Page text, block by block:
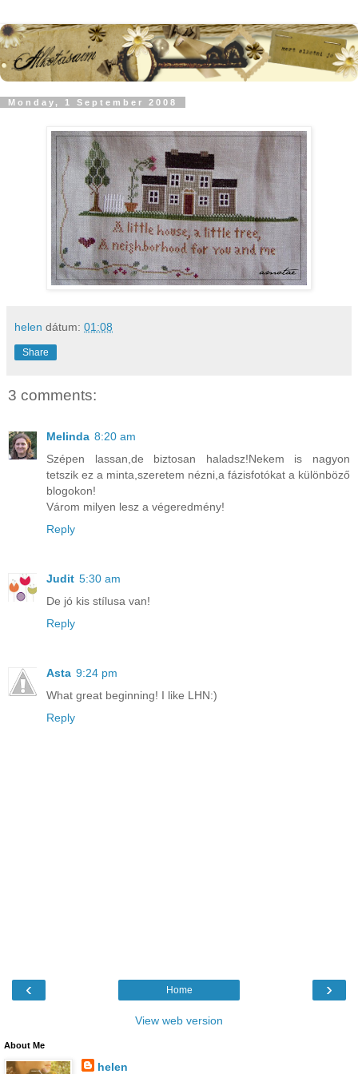
Monday, 1 September 2008
helen dátum: 01:08
Share
3 comments:
Melinda 8:20 am
Szépen lassan,de biztosan haladsz!Nekem is nagyon
tetszik ez a minta,szeretem nézni,a fázisfotókat a különböző
blogokon!
Várom milyen lesz a végeredmény!
Reply
Judit 5:30 am
De jó kis stílusa van!
Reply
Asta 9:24 pm
What great beginning! I like LHN:)
Reply
‹ ›
Home
View web version
About Me
helen